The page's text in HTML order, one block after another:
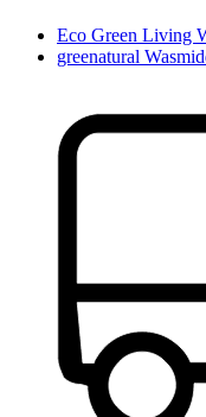
Eco Green Living
greenatural